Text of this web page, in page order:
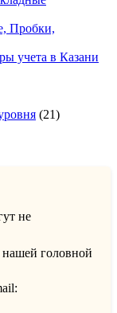
Пробки,
учета в Казани
2121
не
головной